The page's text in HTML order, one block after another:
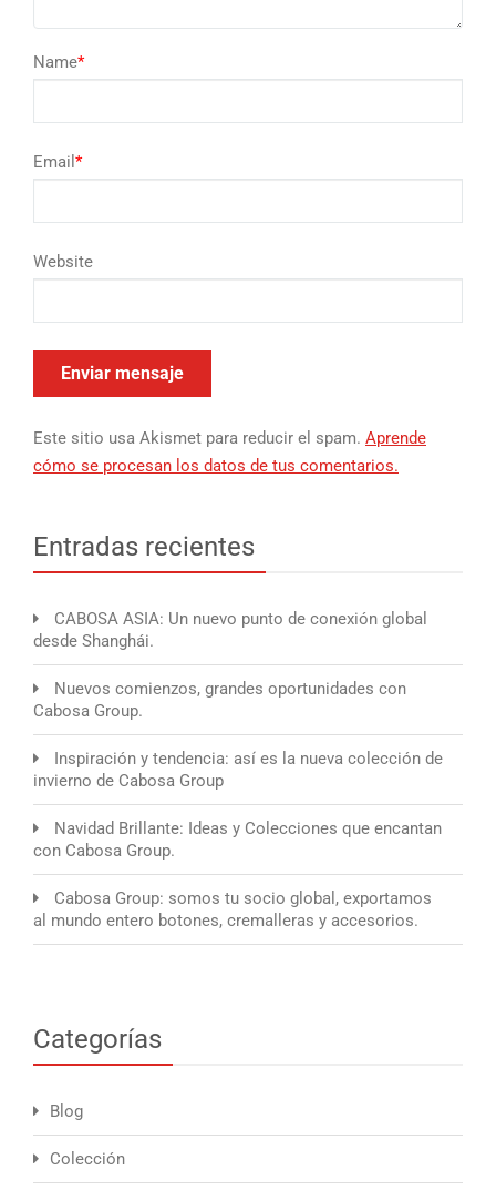
Name*
Email *
Website
Este sitio usa Akismet para reducir el spam. Aprende
cómo se procesan los datos de tus comentarios.
Entradas recientes
CABOSA ASIA: Un nuevo punto de conexión global
desde Shanghái.
Nuevos comienzos, grandes oportunidades con
Cabosa Group.
Inspiración y tendencia: así es la nueva colección de
invierno de Cabosa Group
Navidad Brillante: Ideas y Colecciones que encantan
con Cabosa Group.
Cabosa Group: somos tu socio global, exportamos
al mundo entero botones, cremalleras y accesorios.
Categorías
Blog
Colección